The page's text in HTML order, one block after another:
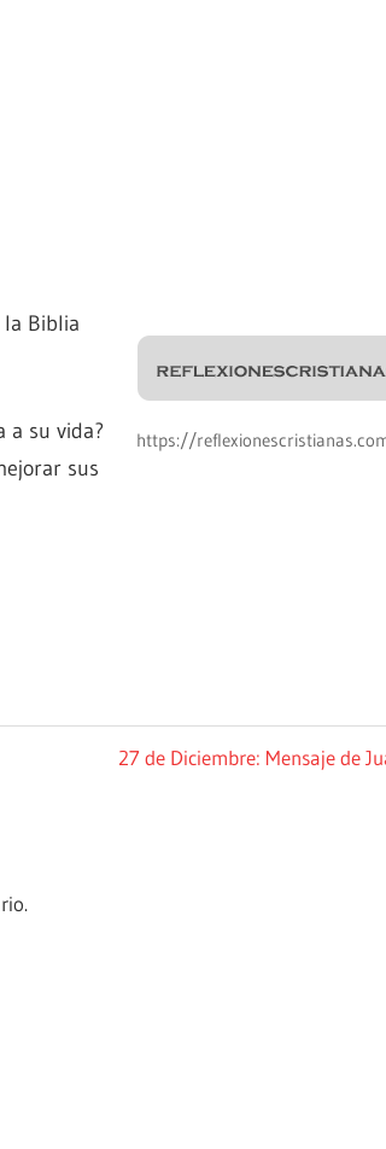
https://
la Biblia
a su vida?
sus
Siguiente
27 de Diciembre: Mensaje de